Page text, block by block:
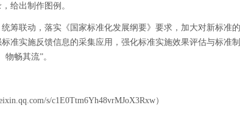
给出制作图例。
筹联动，落实《国家标准化发展纲要》要求，加大对新标准
准实施反馈信息的采集应用，强化标准实施效果评估与标准
物畅其流”。
s/c1E0Ttm6Yh48vrMJoX3Rxw）